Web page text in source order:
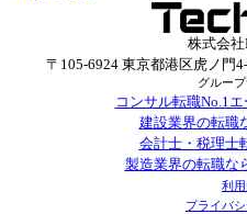
株式会
〒105-6924 東京都港区虎ノ門
グルー
コンサル転職No.1
建設業界の転職
会計士・税理士
製造業界の転職な
利
プライバ